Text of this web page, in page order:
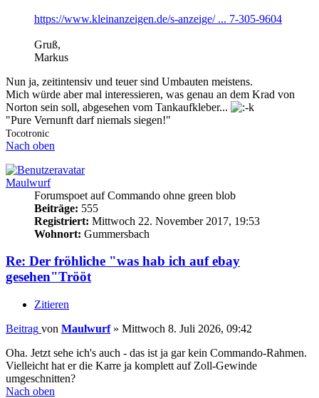
https://www.kleinanzeigen.de/s-anzeige/ ... 7-305-9604
Gruß,
Markus
Nun ja, zeitintensiv und teuer sind Umbauten meistens.
Mich würde aber mal interessieren, was genau an dem Krad von
Norton sein soll, abgesehen vom Tankaufkleber...
"Pure Vernunft darf niemals siegen!"
Tocotronic
Nach oben
Maulwurf
Forumspoet auf Commando ohne green blob
Beiträge: 555
Registriert: Mittwoch 22. November 2017, 19:53
Wohnort: Gummersbach
Re: Der fröhliche "was hab ich auf ebay
gesehen"Trööt
Zitieren
Beitrag von Maulwurf» Mittwoch 8. Juli 2026, 09:42
Oha. Jetzt sehe ich's auch - das ist ja gar kein Commando-Rahmen.
Vielleicht hat er die Karre ja komplett auf Zoll-Gewinde
umgeschnitten?
Nach oben